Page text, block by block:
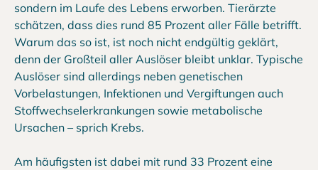
sondern im Laufe des Lebens erworben. Tierärzte
schätzen, dass dies rund 85 Prozent aller Fälle betrifft.
Warum das so ist, ist noch nicht endgültig geklärt,
denn der Großteil aller Auslöser bleibt unklar. Typische
Auslöser sind allerdings neben genetischen
Vorbelastungen, Infektionen und Vergiftungen auch
Stoffwechselerkrankungen sowie metabolische
Ursachen – sprich Krebs.
Am häufigsten ist dabei mit rund 33 Prozent eine